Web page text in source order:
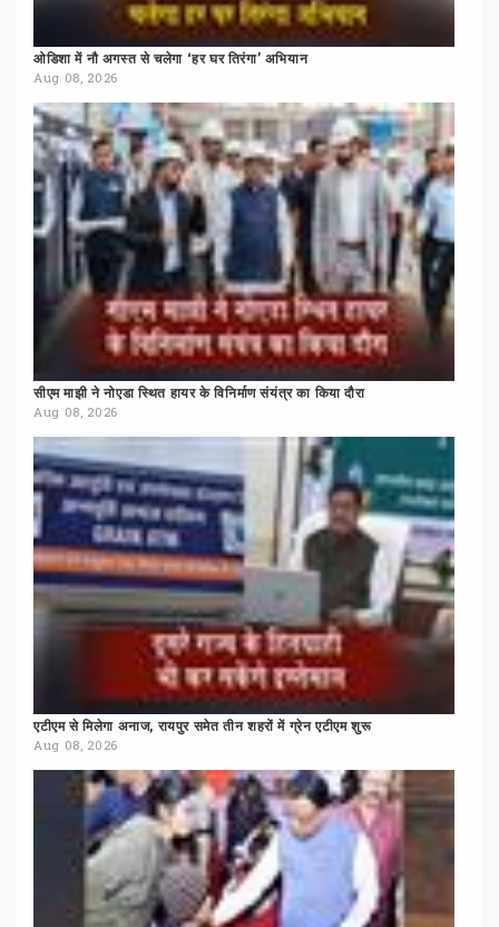
ओडिशा में नौ अगस्त से चलेगा ‘हर घर तिरंगा’ अभियान
Aug 08, 2026
सीएम माझी ने नोएडा स्थित हायर के विनिर्माण संयंत्र का किया दौरा
Aug 08, 2026
एटीएम से मिलेगा अनाज, रायपुर समेत तीन शहरों में ग्रेन एटीएम शुरू
Aug 08, 2026